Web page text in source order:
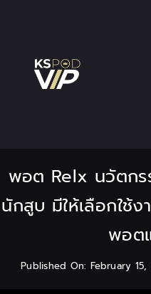
พอต Relx นวัตก
นักสูบ มีให้เลือกใช้
พอต
Published On: February 15,